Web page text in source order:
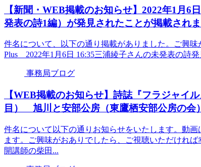
【新聞・WEB掲載のお知らせ】2022年1月6
発表の詩1編）が発見されたことが掲載されま
件名について、以下の通り掲載がありました。ご興
Plus 2022年1月6日 16:35三浦綾子さんの未発表の詩
事務局ブログ
【WEB掲載のお知らせ】詩誌『フラジャイ
目） 旭川と安部公房（東鷹栖安部公房の会
件名について以下の通りお知らせをいたします。動
ます。ご興味がおありでしたら、ご視聴いただけれ
開講師の柴田...